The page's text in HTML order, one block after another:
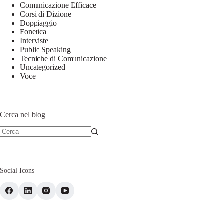
Comunicazione Efficace
Corsi di Dizione
Doppiaggio
Fonetica
Interviste
Public Speaking
Tecniche di Comunicazione
Uncategorized
Voce
Cerca nel blog
Social Icons